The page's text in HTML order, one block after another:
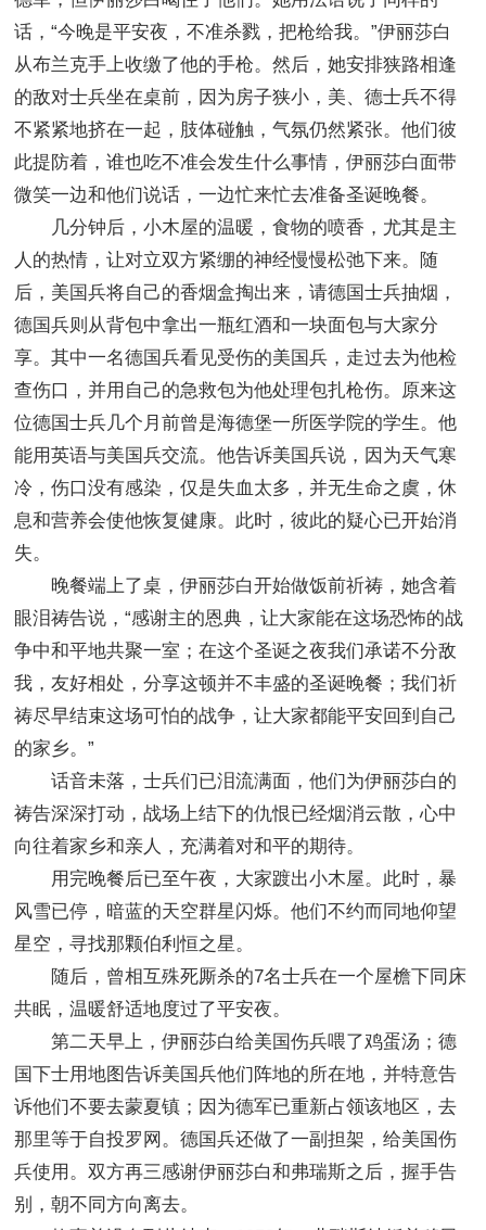
话，“今晚是平安夜，不准杀戮，把枪给我。”伊丽莎白
从布兰克手上收缴了他的手枪。然后，她安排狭路相逢
的敌对士兵坐在桌前，因为房子狭小，美、德士兵不得
不紧紧地挤在一起，肢体碰触，气氛仍然紧张。他们彼
此提防着，谁也吃不准会发生什么事情，伊丽莎白面带
微笑一边和他们说话，一边忙来忙去准备圣诞晚餐。
几分钟后，小木屋的温暖，食物的喷香，尤其是主
人的热情，让对立双方紧绷的神经慢慢松弛下来。随
后，美国兵将自己的香烟盒掏出来，请德国士兵抽烟，
德国兵则从背包中拿出一瓶红酒和一块面包与大家分
享。其中一名德国兵看见受伤的美国兵，走过去为他检
查伤口，并用自己的急救包为他处理包扎枪伤。原来这
位德国士兵几个月前曾是海德堡一所医学院的学生。他
能用英语与美国兵交流。他告诉美国兵说，因为天气寒
冷，伤口没有感染，仅是失血太多，并无生命之虞，休
息和营养会使他恢复健康。此时，彼此的疑心已开始消
失。
晚餐端上了桌，伊丽莎白开始做饭前祈祷，她含着
眼泪祷告说，“感谢主的恩典，让大家能在这场恐怖的战
争中和平地共聚一室；在这个圣诞之夜我们承诺不分敌
我，友好相处，分享这顿并不丰盛的圣诞晚餐；我们祈
祷尽早结束这场可怕的战争，让大家都能平安回到自己
的家乡。”
话音未落，士兵们已泪流满面，他们为伊丽莎白的
祷告深深打动，战场上结下的仇恨已经烟消云散，心中
向往着家乡和亲人，充满着对和平的期待。
用完晚餐后已至午夜，大家踱出小木屋。此时，暴
风雪已停，暗蓝的天空群星闪烁。他们不约而同地仰望
星空，寻找那颗伯利恒之星。
随后，曾相互殊死厮杀的7名士兵在一个屋檐下同床
共眠，温暖舒适地度过了平安夜。
第二天早上，伊丽莎白给美国伤兵喂了鸡蛋汤；德
国下士用地图告诉美国兵他们阵地的所在地，并特意告
诉他们不要去蒙夏镇；因为德军已重新占领该地区，去
那里等于自投罗网。德国兵还做了一副担架，给美国伤
兵使用。双方再三感谢伊丽莎白和弗瑞斯之后，握手告
别，朝不同方向离去。